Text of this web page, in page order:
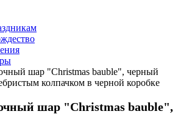
шар "Christmas bauble", черный
колпачком в черной коробке
шар "Christmas bauble",